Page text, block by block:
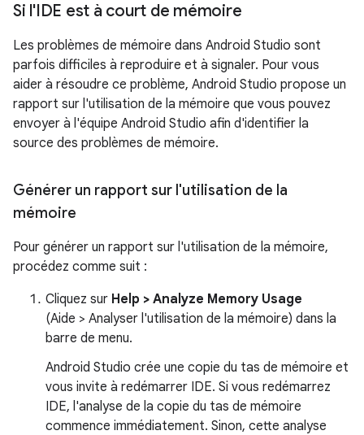
Si l'IDE est à court de mémoire
Les problèmes de mémoire dans Android Studio sont
parfois difficiles à reproduire et à signaler. Pour vous
aider à résoudre ce problème, Android Studio propose un
rapport sur l'utilisation de la mémoire que vous pouvez
envoyer à l'équipe Android Studio afin d'identifier la
source des problèmes de mémoire.
Générer un rapport sur l'utilisation de la
mémoire
Pour générer un rapport sur l'utilisation de la mémoire,
procédez comme suit :
Cliquez sur Help > Analyze Memory Usage
(Aide > Analyser l'utilisation de la mémoire) dans la
barre de menu.
Android Studio crée une copie du tas de mémoire et
vous invite à redémarrer IDE. Si vous redémarrez
IDE, l'analyse de la copie du tas de mémoire
commence immédiatement. Sinon, cette analyse